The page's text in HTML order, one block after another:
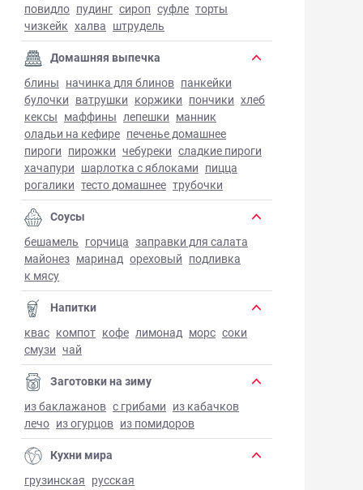
повидло пудинг сироп суфле торты
чизкейк халва штрудель
Домашняя выпечка
блины начинка для блинов панкейки
булочки ватрушки коржики пончики хлеб
кексы маффины лепешки манник
оладьи на кефире печенье домашнее
пироги пирожки чебуреки сладкие пироги
хачапури шарлотка с яблоками пицца
рогалики тесто домашнее трубочки
Соусы
бешамель горчица заправки для салата
майонез маринад ореховый подливка
к мясу
Напитки
квас компот кофе лимонад морс соки
смузи чай
Заготовки на зиму
из баклажанов с грибами из кабачков
лечо из огурцов из помидоров
Кухни мира
грузинская русская